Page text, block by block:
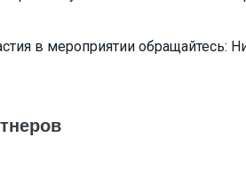
в мероприятии обращайтесь: